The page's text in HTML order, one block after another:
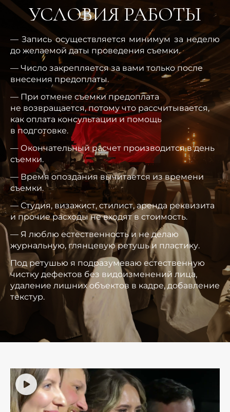
УСЛОВИЯ РАБОТЫ
— Запись осуществляется минимум за неделю
до желаемой даты проведения съемки.
— Число закрепляется за вами только после
внесения предоплаты.
— При отмене съемки предоплата
не возвращается, потому что рассчитывается,
как оплата консультации и помощь
в подготовке.
— Окончательный расчет производится в день
съемки.
— Время опоздания вычитается из времени
съемки.
— Студия, визажист, стилист, аренда реквизита
и прочие расходы не входят в стоимость.
— Я люблю естественность и не делаю
журнальную, глянцевую ретушь и пластику.
Под ретушью я подразумеваю естественную
чистку дефектов без видоизменений лица,
удаление лишних объектов в кадре, добавление
текстур.